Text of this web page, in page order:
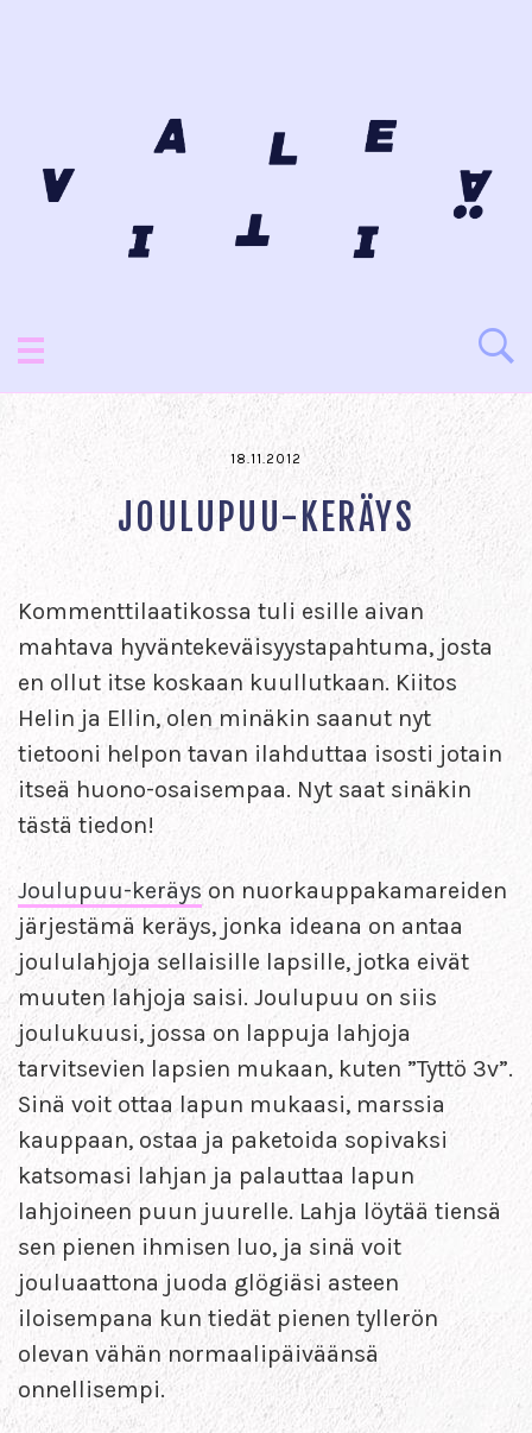
18.11.2012
JOULUPUU-KERÄYS
Kommenttilaatikossa tuli esille aivan
mahtava hyväntekeväisyystapahtuma, josta
en ollut itse koskaan kuullutkaan. Kiitos
Helin ja Ellin, olen minäkin saanut nyt
tietooni helpon tavan ilahduttaa isosti jotain
itseä huono-osaisempaa. Nyt saat sinäkin
tästä tiedon!
Joulupuu-keräys on nuorkauppakamareiden
järjestämä keräys, jonka ideana on antaa
joululahjoja sellaisille lapsille, jotka eivät
muuten lahjoja saisi. Joulupuu on siis
joulukuusi, jossa on lappuja lahjoja
tarvitsevien lapsien mukaan, kuten ”Tyttö 3v”.
Sinä voit ottaa lapun mukaasi, marssia
kauppaan, ostaa ja paketoida sopivaksi
katsomasi lahjan ja palauttaa lapun
lahjoineen puun juurelle. Lahja löytää tiensä
sen pienen ihmisen luo, ja sinä voit
jouluaattona juoda glögiäsi asteen
iloisempana kun tiedät pienen tyllerön
olevan vähän normaalipäiväänsä
onnellisempi.